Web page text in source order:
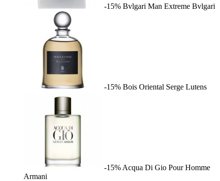
-15% Bvlgari Man Extreme Bvlgari
-15% Bois Oriental Serge Lutens
-15% Acqua Di Gio Pour Homme
Armani